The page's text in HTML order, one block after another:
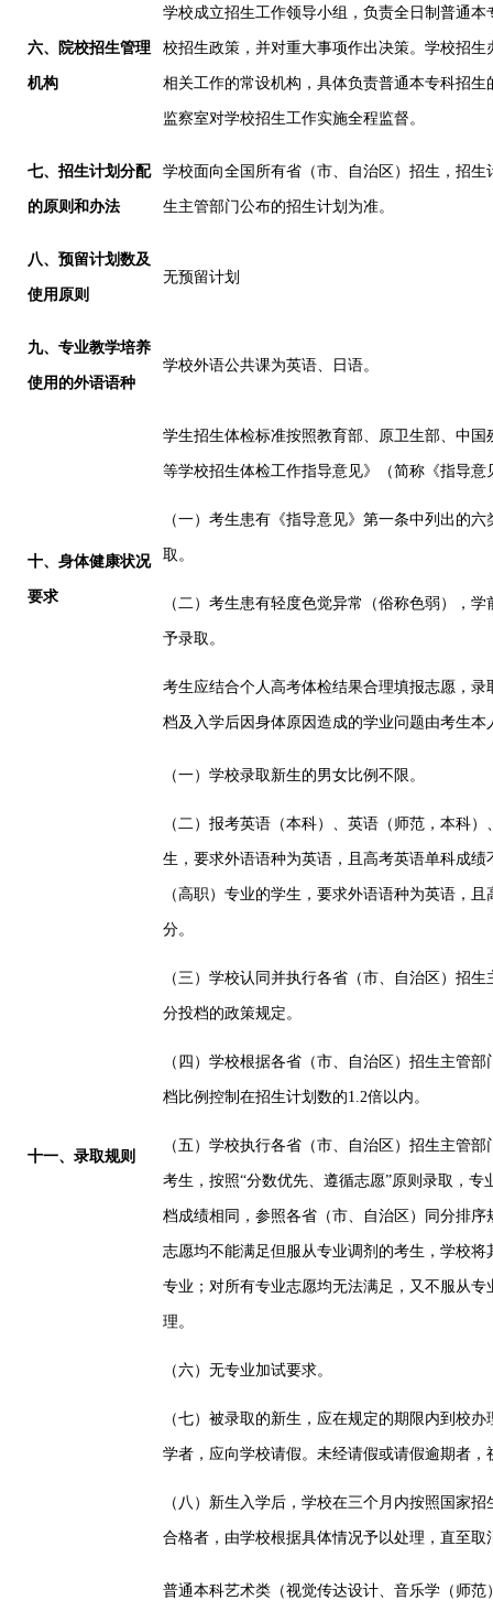
六、院校招生管理
机构
学校成立招生工作领导小组，负责全日制普通
校招生政策，并对重大事项作出决策。学校招
相关工作的常设机构，具体负责普通本专科招
监察室对学校招生工作实施全程监督。
七、招生计划分配
的原则和办法
学校面向全国所有省（市、自治区）招生，招
生主管部门公布的招生计划为准。
八、预留计划数及
使用原则
无预留计划
九、专业教学培养
使用的外语语种
学校外语公共课为英语、日语。
十、身体健康状况
要求
学生招生体检标准按照教育部、 原卫生部、中国
等学校招生体检工作指导意见》 （简称《指导意
（一） 考生患有《指导意见》第一条中列出的六
取 。
（二） 考生患有轻度色觉异常（俗称色弱） ， 学
予录取。
考生应结合个人高考体检结果合理填报志愿，
档及入学后因身体原因造成的学业问题由考生本
十一、录取规则
（一）学校录取新生的男女比例不限。
（二）报考英语（本科）、 英语（师范，本科）
生，要求外语语种为英语，且高考英语单科成绩
（高职）专业的学生，要求外语语种为英语，
分。
（三）学校认同并执行各省（市、自治区）招
分投档的政策规定。
（四）学校根据各省（市、自治区）招生主管
档比例控制在招生计划数的1.2倍以内。
（五）学校执行各省（市、自治区）招生主管
考生， 按照“分数优先、遵循志愿”原则 录取 ，专
档成绩相同， 参照各省（市、自治区）同分排序
志愿均不能满足但服从专业调剂的考生，学校
专业； 对所有专业志愿均无法满足，又不服从
理。
（六）无专业加试要求。
（七）被录取的新生，应在规定的期限内到校
学者，应向学校请假。未经请假或请假逾期者，
（ 八 ） 新生入学后，学校在三个月内按照国家
合格者，由学校根据具体情况予以处理，直至取
普通本科艺术类（视觉传达设计、音乐学（师范